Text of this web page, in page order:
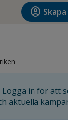
account_circle
Logga in för att
aktuella